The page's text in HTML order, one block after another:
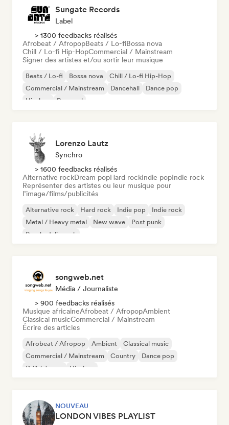
Sungate Records
Label
> 1300 feedbacks réalisés
Afrobeat / AfropopBeats / Lo-fiBossa nova
Chill / Lo-fi Hip-HopCommercial / Mainstream
Signer des artistes et/ou sortir leur musique
Beats / Lo-fi Bossa nova
Chill / Lo-fi Hip-Hop
Commercial / Mainstream
Dancehall
Dance pop
Hip-hop
Pop soul
Lorenzo Lautz
Synchro
> 1600 feedbacks réalisés
Alternative rockDream popHard rockIndie popIndie rock
Représenter des artistes ou leur musique pour
l’image/films/publicités
Alternative rock Hard rock Indie pop
Indie rock
Metal / Heavy metal
New wave
Post punk
Psychedelic rock
songweb.net
Média / Journaliste
> 900 feedbacks réalisés
Musique africaineAfrobeat / AfropopAmbient
Classical musicCommercial / Mainstream
Écrire des articles
Afrobeat / Afropop Ambient
Classical music
Commercial / Mainstream
Country
Dance pop
Drill / Jersey
Hip-hop
NOUVEAU
LONDON VIBES PLAYLIST